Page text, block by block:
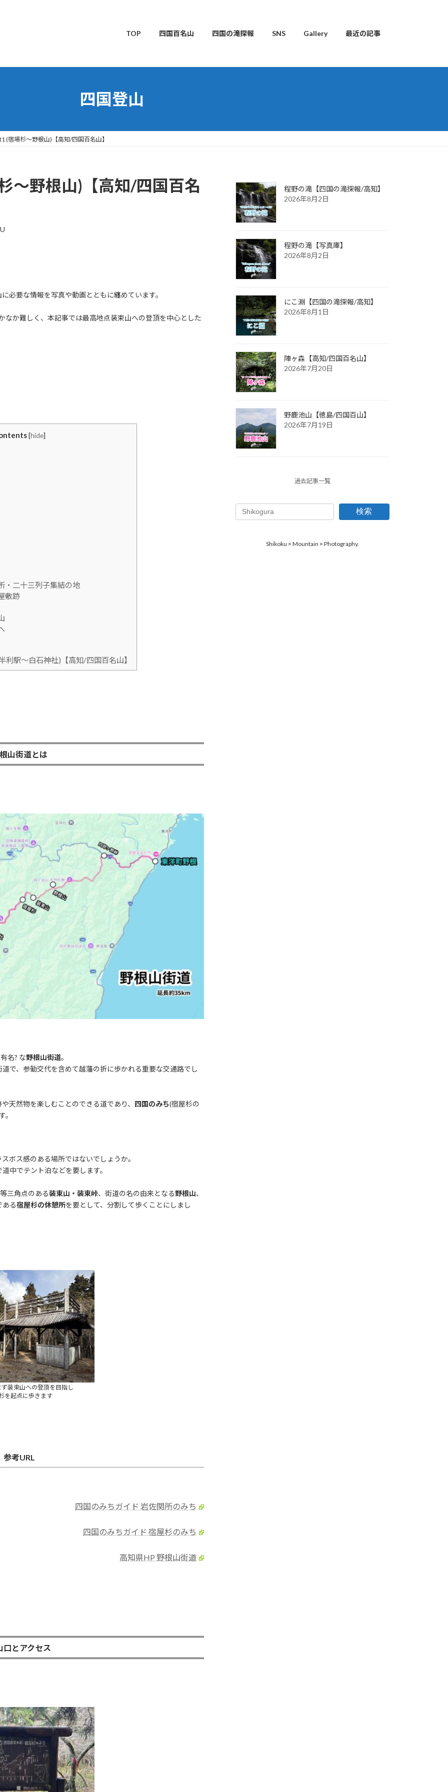
TOP 四国百名山 四国の滝探報 SNS Gallery 最近の記事
四国登山
(宿場杉〜野根山)【高知/四国百名山】
〜野根山)【高知/四国百名
必要な情報を写真や動画とともに纏めています。
か難しく、本記事では最高地点装束山への登頂を中心とした
[hide]
・二十三列子集結の地
敷跡
利駅〜白石神社)【高知/四国百名山】
山街道とは
名? な野根山街道。
で、参勤交代を含めて越藩の折に歩かれる重要な交通路でし
天然物を楽しむことのできる道であり、 四国のみち(宿屋杉の
。
ボス感のある場所ではないでしょうか。
中でテント泊などを要します。
三角点のある装束山・装束峠、街道の名の由来となる野根山、
ある宿屋杉の休憩所を要として、分割して歩くことにしまし
装束山への登頂を目指し
を起点に歩きます
参考URL
四国のみちガイド 岩佐関所のみち
四国のみちガイド 宿屋杉のみち
高知県HP 野根山街道
口とアクセス
程野の滝【四国の滝探報/高知】
2026年8月2日
程野の滝【写真庫】
2026年8月2日
にこ淵【四国の滝探報/高知】
2026年8月1日
陣ヶ森【高知/四国百名山】
2026年7月20日
野鹿池山【徳島/四国百山】
2026年7月19日
過去記事一覧
検索
Shikoku × Mountain × Photography.